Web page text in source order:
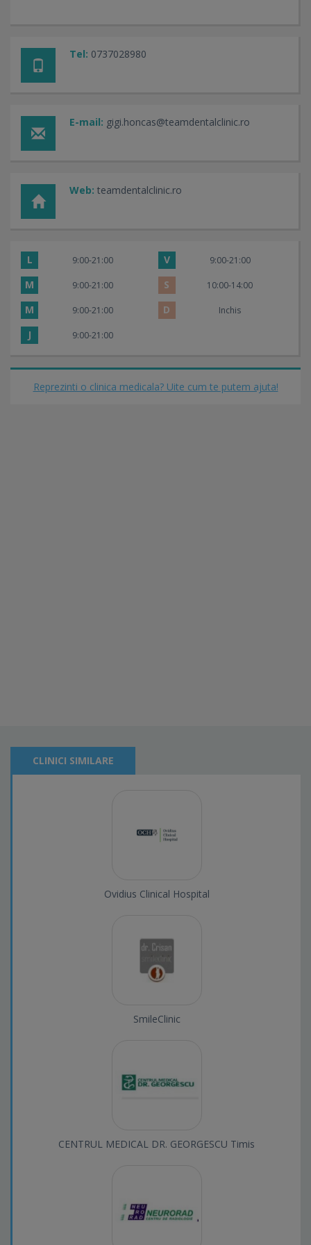
Tel: 0737028980
E-mail: gigi.honcas@teamdentalclinic.ro
Web: teamdentalclinic.ro
L 9:00-21:00 V 9:00-21:00
M 9:00-21:00 S 10:00-14:00
M 9:00-21:00 D Inchis
J 9:00-21:00
Reprezinti o clinica medicala? Uite cum te putem ajuta!
CLINICI SIMILARE
Ovidius Clinical Hospital
SmileClinic
CENTRUL MEDICAL DR. GEORGESCU Timis